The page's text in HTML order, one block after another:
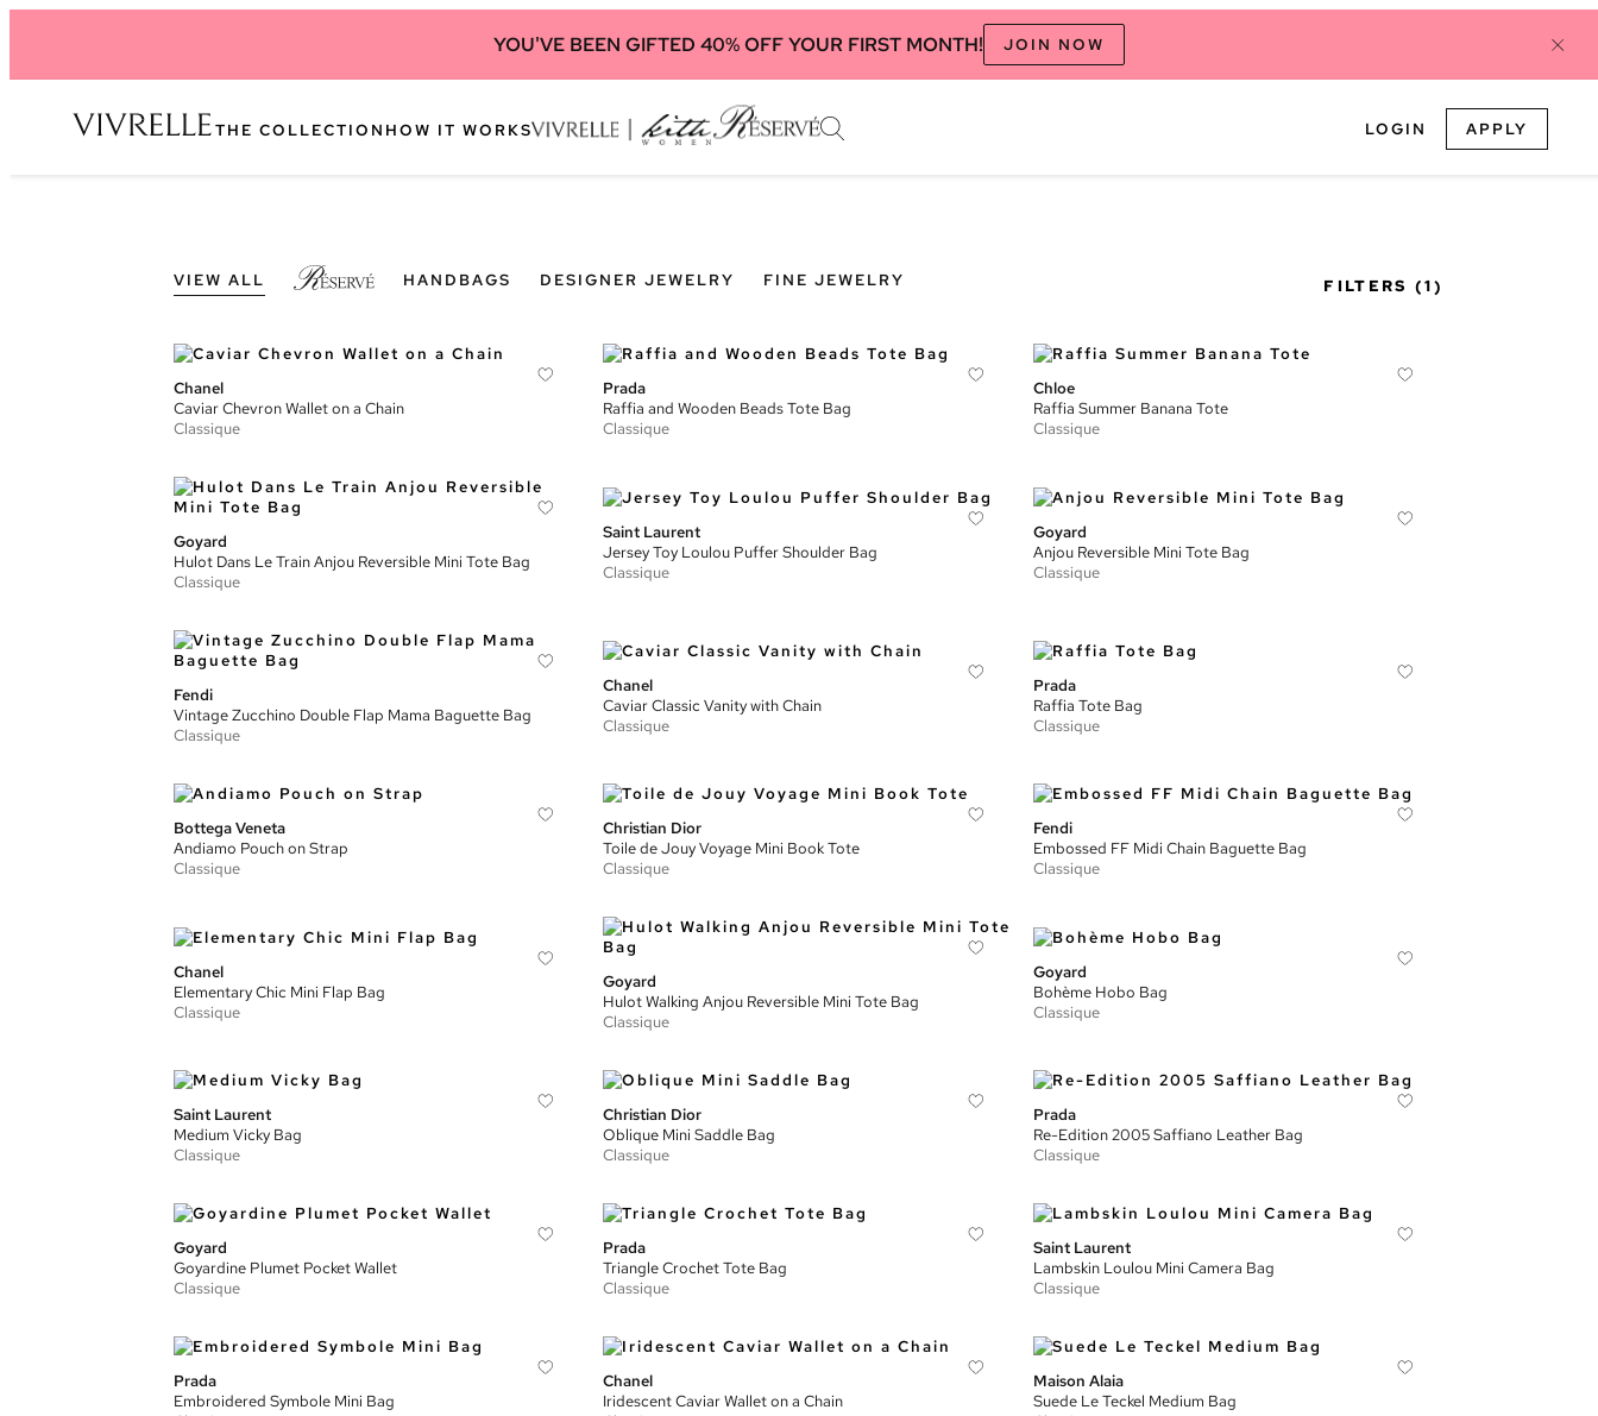
YOU'VE BEEN GIFTED 40% OFF YOUR FIRST MONTH! JOIN NOW
THE COLLECTION HOW IT WORKS LOGIN APPLY
VIEW ALL HANDBAGS DESIGNER JEWELRY FINE JEWELRY FILTERS (1)
Chanel
Caviar Chevron Wallet on a Chain
Classique
Prada
Raffia and Wooden Beads Tote Bag
Classique
Chloe
Raffia Summer Banana Tote
Classique
Goyard
Hulot Dans Le Train Anjou Reversible Mini Tote Bag
Classique
Saint Laurent
Jersey Toy Loulou Puffer Shoulder Bag
Classique
Goyard
Anjou Reversible Mini Tote Bag
Classique
Fendi
Vintage Zucchino Double Flap Mama Baguette Bag
Classique
Chanel
Caviar Classic Vanity with Chain
Classique
Prada
Raffia Tote Bag
Classique
Bottega Veneta
Andiamo Pouch on Strap
Classique
Christian Dior
Toile de Jouy Voyage Mini Book Tote
Classique
Fendi
Embossed FF Midi Chain Baguette Bag
Classique
Chanel
Elementary Chic Mini Flap Bag
Classique
Goyard
Hulot Walking Anjou Reversible Mini Tote Bag
Classique
Goyard
Bohème Hobo Bag
Classique
Saint Laurent
Medium Vicky Bag
Classique
Christian Dior
Oblique Mini Saddle Bag
Classique
Prada
Re-Edition 2005 Saffiano Leather Bag
Classique
Goyard
Goyardine Plumet Pocket Wallet
Classique
Prada
Triangle Crochet Tote Bag
Classique
Saint Laurent
Lambskin Loulou Mini Camera Bag
Classique
Prada
Embroidered Symbole Mini Bag
Chanel
Iridescent Caviar Wallet on a Chain
Maison Alaia
Suede Le Teckel Medium Bag